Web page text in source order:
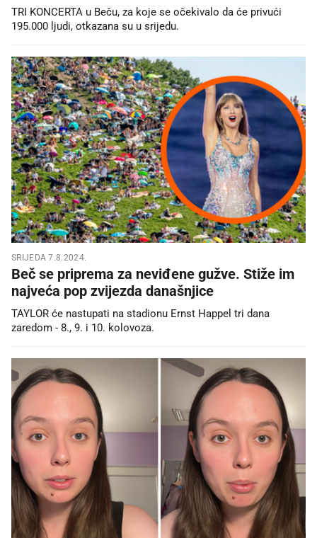
TRI KONCERTA u Beču, za koje se očekivalo da će privući
195.000 ljudi, otkazana su u srijedu.
SRIJEDA 7.8.2024.
Beč se priprema za neviđene gužve. Stiže im
najveća pop zvijezda današnjice
TAYLOR će nastupati na stadionu Ernst Happel tri dana
zaredom - 8., 9. i 10. kolovoza.